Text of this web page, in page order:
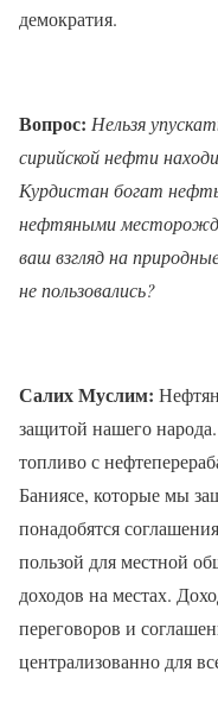
демократия.
Вопрос: Нельзя
сирийской нефти
Курдистан богат
нефтяными
ваш взгляд на
не пользовались?
Салих Муслим:
защитой нашего
топливо с
Баниясе, которые мы
понадобятся
пользой для местной
доходов на местах.
переговоров и
централизованно для